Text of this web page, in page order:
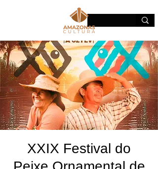
XXIX Festival do